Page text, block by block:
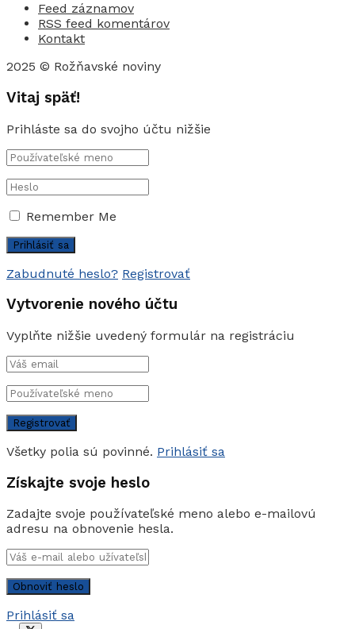
Feed záznamov
RSS feed komentárov
Kontakt
2025 © Rožňavské noviny
Vitaj späť!
Prihláste sa do svojho účtu nižšie
Remember Me
Zabudnuté heslo? Registrovať
Vytvorenie nového účtu
Vyplňte nižšie uvedený formulár na registráciu
Všetky polia sú povinné. Prihlásiť sa
Získajte svoje heslo
Zadajte svoje používateľské meno alebo e-mailovú
adresu na obnovenie hesla.
Prihlásiť sa